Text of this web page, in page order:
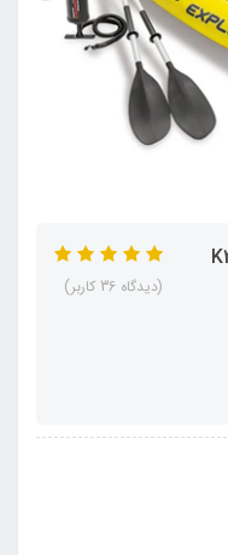
(دیدگاه 36 کاربر)